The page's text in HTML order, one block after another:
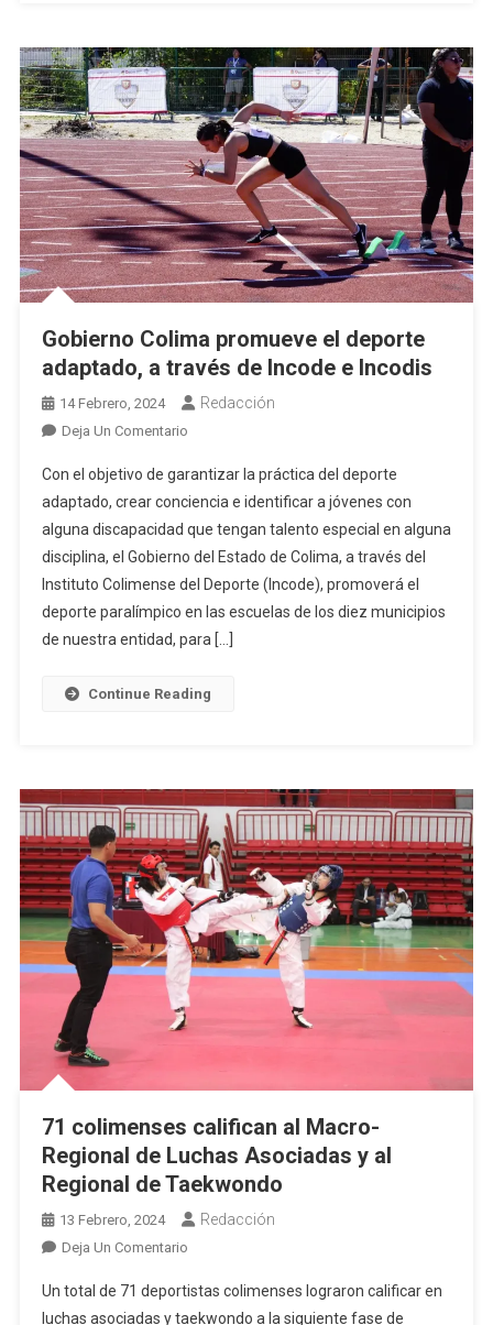
Gobierno Colima promueve el deporte
adaptado, a través de Incode e Incodis
14 Febrero, 2024 Redacción
Deja Un ComentarioEn
Colima
Promueve
El
Deporte
Adaptado,
A
Través
Con el objetivo de garantizar la práctica del deporte
adaptado, crear conciencia e identificar a jóvenes con
alguna discapacidad que tengan talento especial en alguna
disciplina, el Gobierno del Estado de Colima, a través del
Instituto Colimense del Deporte (Incode), promoverá el
deporte paralímpico en las escuelas de los diez municipios
de nuestra entidad, para […]
Continue Reading
71 colimenses califican al Macro-
Regional de Luchas Asociadas y al
Regional de Taekwondo
13 Febrero, 2024 Redacción
Deja Un ComentarioEn
Colimenses
Un total de 71 deportistas colimenses lograron calificar en
luchas asociadas y taekwondo a la siguiente fase de